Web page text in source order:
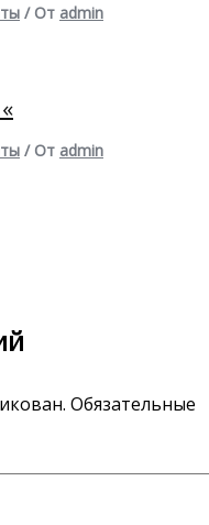
/ От admin
/ От admin
Обязательные